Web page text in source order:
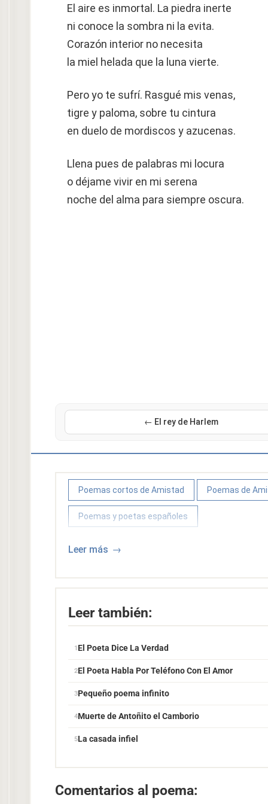
El aire es inmortal. La piedra inerte
ni conoce la sombra ni la evita.
Corazón interior no necesita
la miel helada que la luna vierte.
Pero yo te sufrí. Rasgué mis venas,
tigre y paloma, sobre tu cintura
en duelo de mordiscos y azucenas.
Llena pues de palabras mi locura
o déjame vivir en mi serena
noche del alma para siempre oscura.
← El rey de Harlem
Poemas cortos de Amistad Poemas de
Poemas y poetas españoles
Leer más
Leer también:
El Poeta Dice La Verdad
El Poeta Habla Por Teléfono Con El Amor
Pequeño poema infinito
Muerte de Antoñito el Camborio
La casada infiel
Comentarios al poema: